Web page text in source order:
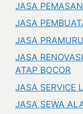
JASA
JASA
JASA
JASA
ATAP BOCOR
JASA SERVICE
JASA SEWA